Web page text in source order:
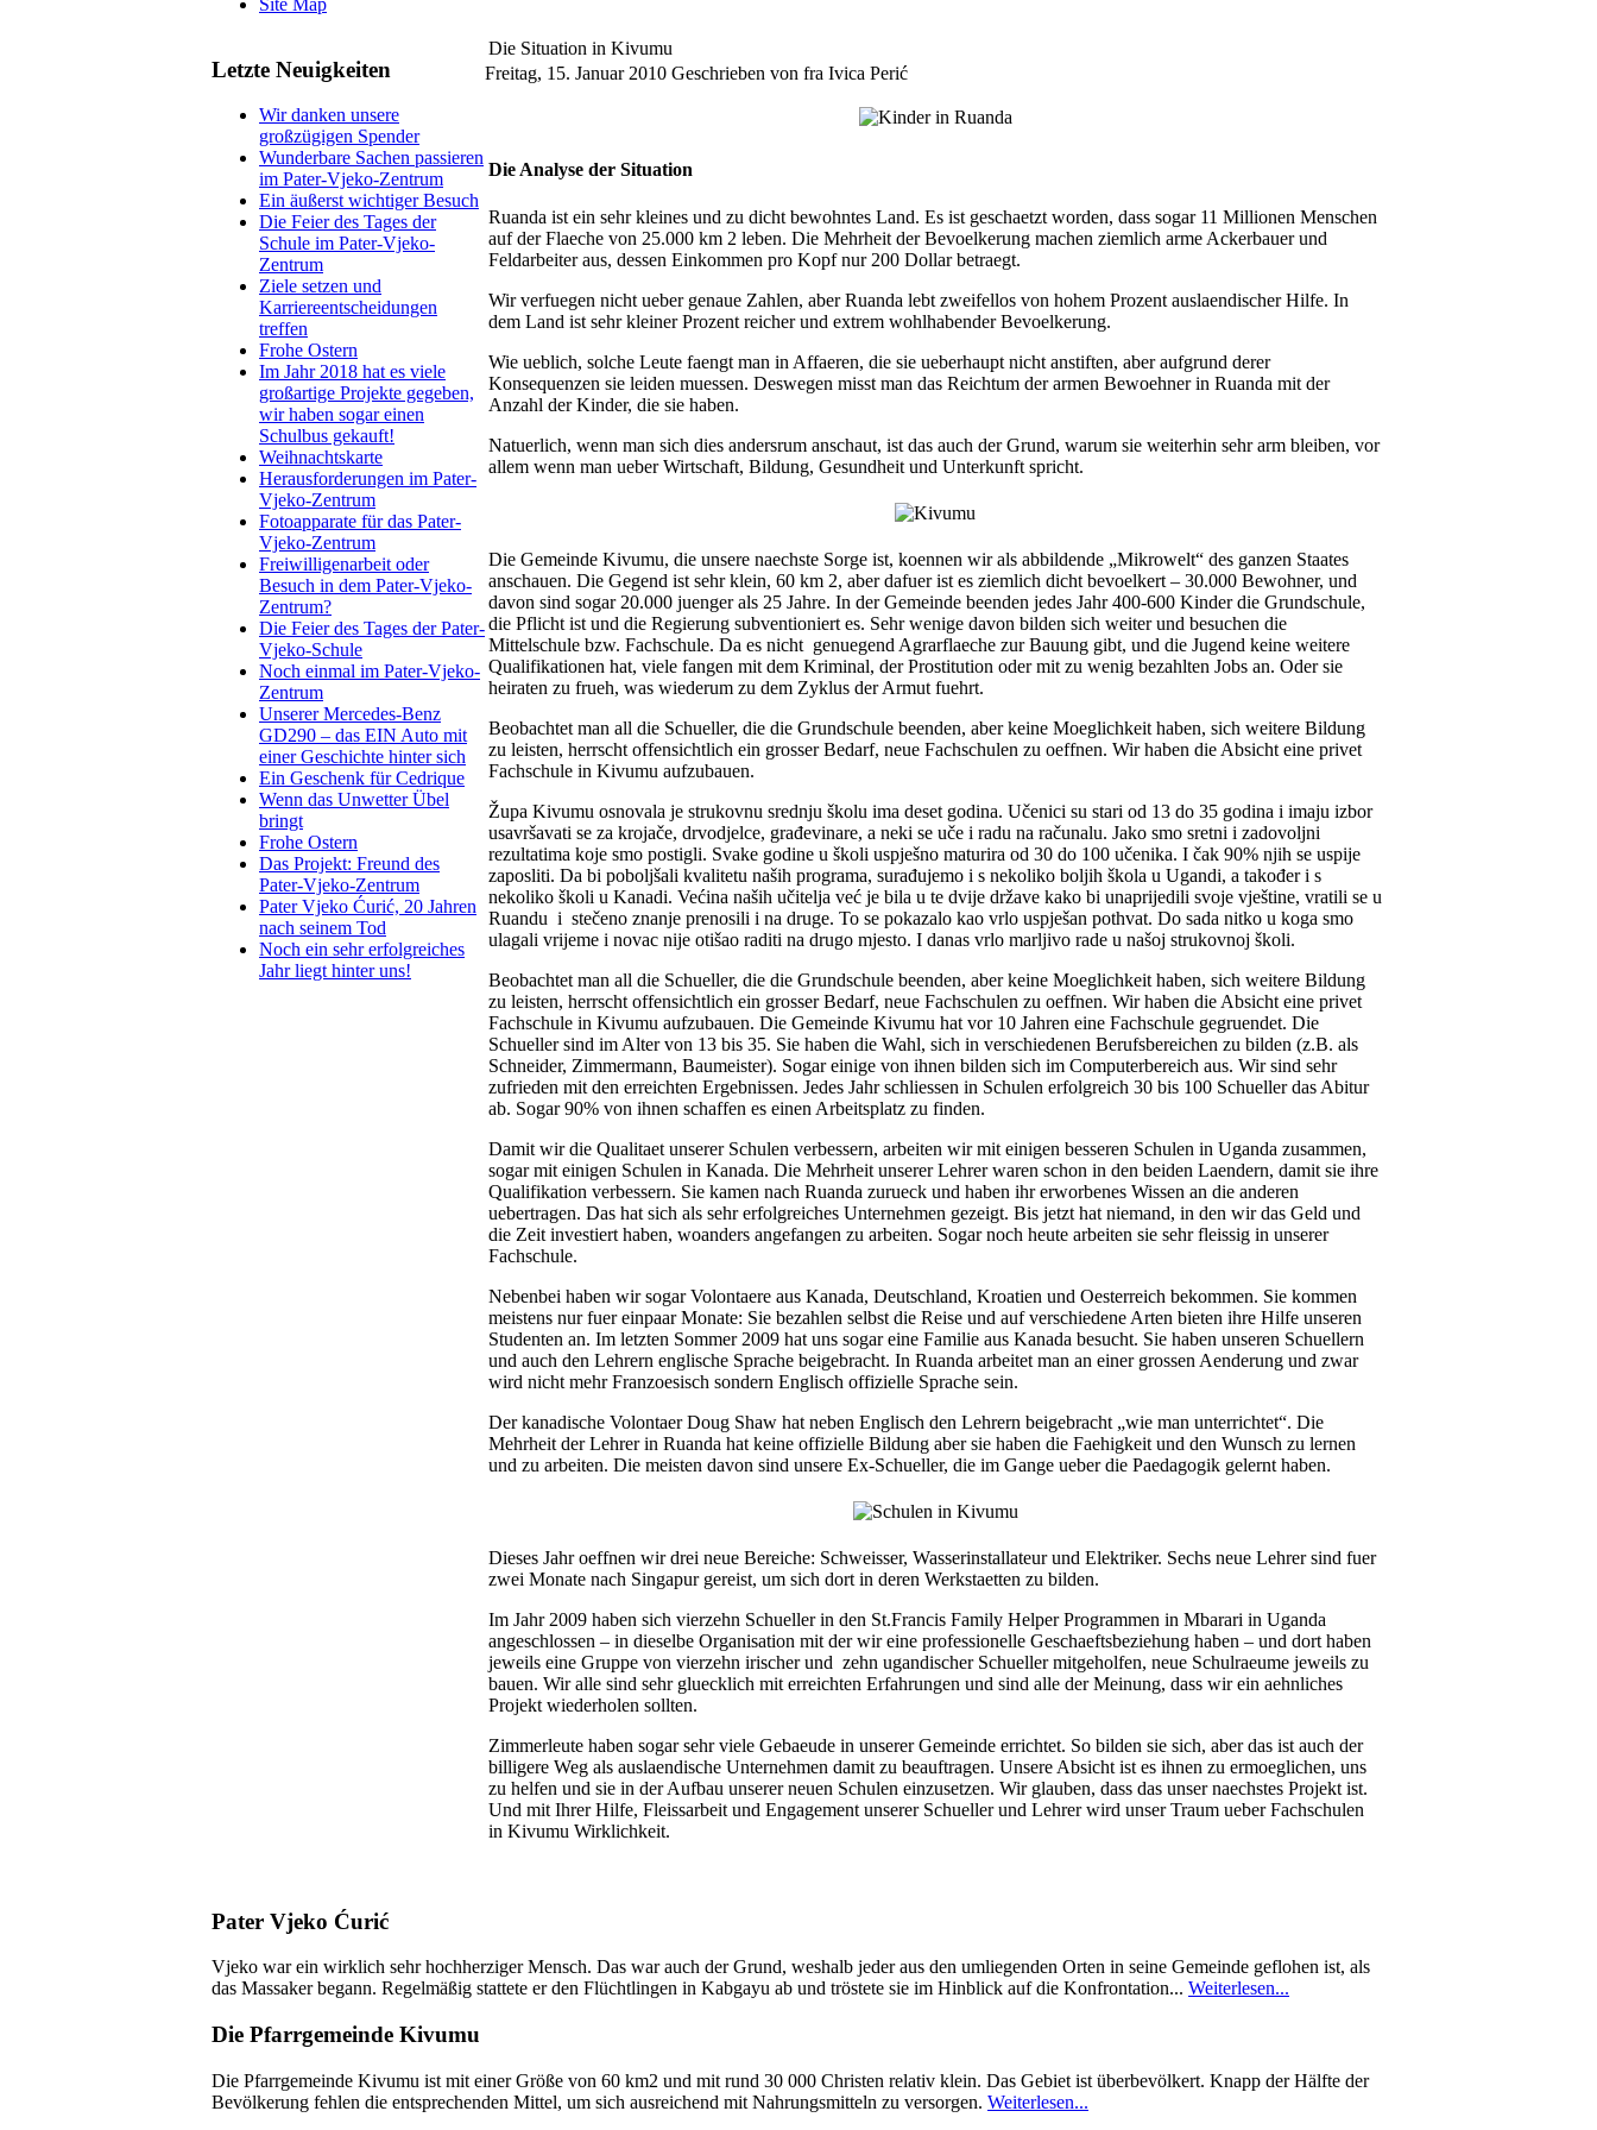
Site Map
Letzte Neuigkeiten
Wir danken unsere
großzügigen Spender
Wunderbare Sachen passieren
im Pater-Vjeko-Zentrum
Ein äußerst wichtiger Besuch
Die Feier des Tages der
Schule im Pater-Vjeko-
Zentrum
Ziele setzen und
Karriereentscheidungen
treffen
Frohe Ostern
Im Jahr 2018 hat es viele
großartige Projekte gegeben,
wir haben sogar einen
Schulbus gekauft!
Weihnachtskarte
Herausforderungen im Pater-
Vjeko-Zentrum
Fotoapparate für das Pater-
Vjeko-Zentrum
Freiwilligenarbeit oder
Besuch in dem Pater-Vjeko-
Zentrum?
Die Feier des Tages der Pater-
Vjeko-Schule
Noch einmal im Pater-Vjeko-
Zentrum
Unserer Mercedes-Benz
GD290 – das EIN Auto mit
einer Geschichte hinter sich
Ein Geschenk für Cedrique
Wenn das Unwetter Übel
bringt
Frohe Ostern
Das Projekt: Freund des
Pater-Vjeko-Zentrum
Pater Vjeko Ćurić, 20 Jahren
nach seinem Tod
Noch ein sehr erfolgreiches
Jahr liegt hinter uns!
Die Situation in Kivumu
Freitag, 15. Januar 2010 Geschrieben von fra Ivica Perić
Die Analyse der Situation
Ruanda ist ein sehr kleines und zu dicht bewohntes Land. Es ist geschaetzt worden, dass sogar 11 Millionen Menschen
auf der Flaeche von 25.000 km 2 leben. Die Mehrheit der Bevoelkerung machen ziemlich arme Ackerbauer und
Feldarbeiter aus, dessen Einkommen pro Kopf nur 200 Dollar betraegt.
Wir verfuegen nicht ueber genaue Zahlen, aber Ruanda lebt zweifellos von hohem Prozent auslaendischer Hilfe. In
dem Land ist sehr kleiner Prozent reicher und extrem wohlhabender Bevoelkerung.
Wie ueblich, solche Leute faengt man in Affaeren, die sie ueberhaupt nicht anstiften, aber aufgrund derer
Konsequenzen sie leiden muessen. Deswegen misst man das Reichtum der armen Bewoehner in Ruanda mit der
Anzahl der Kinder, die sie haben.
Natuerlich, wenn man sich dies andersrum anschaut, ist das auch der Grund, warum sie weiterhin sehr arm bleiben, vor
allem wenn man ueber Wirtschaft, Bildung, Gesundheit und Unterkunft spricht.
Die Gemeinde Kivumu, die unsere naechste Sorge ist, koennen wir als abbildende „Mikrowelt“ des ganzen Staates
anschauen. Die Gegend ist sehr klein, 60 km 2, aber dafuer ist es ziemlich dicht bevoelkert – 30.000 Bewohner, und
davon sind sogar 20.000 juenger als 25 Jahre. In der Gemeinde beenden jedes Jahr 400-600 Kinder die Grundschule,
die Pflicht ist und die Regierung subventioniert es. Sehr wenige davon bilden sich weiter und besuchen die
Mittelschule bzw. Fachschule. Da es nicht genuegend Agrarflaeche zur Bauung gibt, und die Jugend keine weitere
Qualifikationen hat, viele fangen mit dem Kriminal, der Prostitution oder mit zu wenig bezahlten Jobs an. Oder sie
heiraten zu frueh, was wiederum zu dem Zyklus der Armut fuehrt.
Beobachtet man all die Schueller, die die Grundschule beenden, aber keine Moeglichkeit haben, sich weitere Bildung
zu leisten, herrscht offensichtlich ein grosser Bedarf, neue Fachschulen zu oeffnen. Wir haben die Absicht eine privet
Fachschule in Kivumu aufzubauen.
Župa Kivumu osnovala je strukovnu srednju školu ima deset godina. Učenici su stari od 13 do 35 godina i imaju izbor
usavršavati se za krojače, drvodjelce, građevinare, a neki se uče i radu na računalu. Jako smo sretni i zadovoljni
rezultatima koje smo postigli. Svake godine u školi uspješno maturira od 30 do 100 učenika. I čak 90% njih se uspije
zaposliti. Da bi poboljšali kvalitetu naših programa, surađujemo i s nekoliko boljih škola u Ugandi, a također i s
nekoliko školi u Kanadi. Većina naših učitelja već je bila u te dvije države kako bi unaprijedili svoje vještine, vratili se u
Ruandu i stečeno znanje prenosili i na druge. To se pokazalo kao vrlo uspješan pothvat. Do sada nitko u koga smo
ulagali vrijeme i novac nije otišao raditi na drugo mjesto. I danas vrlo marljivo rade u našoj strukovnoj školi.
Beobachtet man all die Schueller, die die Grundschule beenden, aber keine Moeglichkeit haben, sich weitere Bildung
zu leisten, herrscht offensichtlich ein grosser Bedarf, neue Fachschulen zu oeffnen. Wir haben die Absicht eine privet
Fachschule in Kivumu aufzubauen. Die Gemeinde Kivumu hat vor 10 Jahren eine Fachschule gegruendet. Die
Schueller sind im Alter von 13 bis 35. Sie haben die Wahl, sich in verschiedenen Berufsbereichen zu bilden (z.B. als
Schneider, Zimmermann, Baumeister). Sogar einige von ihnen bilden sich im Computerbereich aus. Wir sind sehr
zufrieden mit den erreichten Ergebnissen. Jedes Jahr schliessen in Schulen erfolgreich 30 bis 100 Schueller das Abitur
ab. Sogar 90% von ihnen schaffen es einen Arbeitsplatz zu finden.
Damit wir die Qualitaet unserer Schulen verbessern, arbeiten wir mit einigen besseren Schulen in Uganda zusammen,
sogar mit einigen Schulen in Kanada. Die Mehrheit unserer Lehrer waren schon in den beiden Laendern, damit sie ihre
Qualifikation verbessern. Sie kamen nach Ruanda zurueck und haben ihr erworbenes Wissen an die anderen
uebertragen. Das hat sich als sehr erfolgreiches Unternehmen gezeigt. Bis jetzt hat niemand, in den wir das Geld und
die Zeit investiert haben, woanders angefangen zu arbeiten. Sogar noch heute arbeiten sie sehr fleissig in unserer
Fachschule.
Nebenbei haben wir sogar Volontaere aus Kanada, Deutschland, Kroatien und Oesterreich bekommen. Sie kommen
meistens nur fuer einpaar Monate: Sie bezahlen selbst die Reise und auf verschiedene Arten bieten ihre Hilfe unseren
Studenten an. Im letzten Sommer 2009 hat uns sogar eine Familie aus Kanada besucht. Sie haben unseren Schuellern
und auch den Lehrern englische Sprache beigebracht. In Ruanda arbeitet man an einer grossen Aenderung und zwar
wird nicht mehr Franzoesisch sondern Englisch offizielle Sprache sein.
Der kanadische Volontaer Doug Shaw hat neben Englisch den Lehrern beigebracht „wie man unterrichtet“. Die
Mehrheit der Lehrer in Ruanda hat keine offizielle Bildung aber sie haben die Faehigkeit und den Wunsch zu lernen
und zu arbeiten. Die meisten davon sind unsere Ex-Schueller, die im Gange ueber die Paedagogik gelernt haben.
Dieses Jahr oeffnen wir drei neue Bereiche: Schweisser, Wasserinstallateur und Elektriker. Sechs neue Lehrer sind fuer
zwei Monate nach Singapur gereist, um sich dort in deren Werkstaetten zu bilden.
Im Jahr 2009 haben sich vierzehn Schueller in den St.Francis Family Helper Programmen in Mbarari in Uganda
angeschlossen – in dieselbe Organisation mit der wir eine professionelle Geschaeftsbeziehung haben – und dort haben
jeweils eine Gruppe von vierzehn irischer und zehn ugandischer Schueller mitgeholfen, neue Schulraeume jeweils zu
bauen. Wir alle sind sehr gluecklich mit erreichten Erfahrungen und sind alle der Meinung, dass wir ein aehnliches
Projekt wiederholen sollten.
Zimmerleute haben sogar sehr viele Gebaeude in unserer Gemeinde errichtet. So bilden sie sich, aber das ist auch der
billigere Weg als auslaendische Unternehmen damit zu beauftragen. Unsere Absicht ist es ihnen zu ermoeglichen, uns
zu helfen und sie in der Aufbau unserer neuen Schulen einzusetzen. Wir glauben, dass das unser naechstes Projekt ist.
Und mit Ihrer Hilfe, Fleissarbeit und Engagement unserer Schueller und Lehrer wird unser Traum ueber Fachschulen
in Kivumu Wirklichkeit.
Pater Vjeko Ćurić
Vjeko war ein wirklich sehr hochherziger Mensch. Das war auch der Grund, weshalb jeder aus den umliegenden Orten in seine Gemeinde geflohen ist, als
das Massaker begann. Regelmäßig stattete er den Flüchtlingen in Kabgayu ab und tröstete sie im Hinblick auf die Konfrontation... Weiterlesen...
Die Pfarrgemeinde Kivumu
Die Pfarrgemeinde Kivumu ist mit einer Größe von 60 km2 und mit rund 30 000 Christen relativ klein. Das Gebiet ist überbevölkert. Knapp der Hälfte der
Bevölkerung fehlen die entsprechenden Mittel, um sich ausreichend mit Nahrungsmitteln zu versorgen. Weiterlesen...